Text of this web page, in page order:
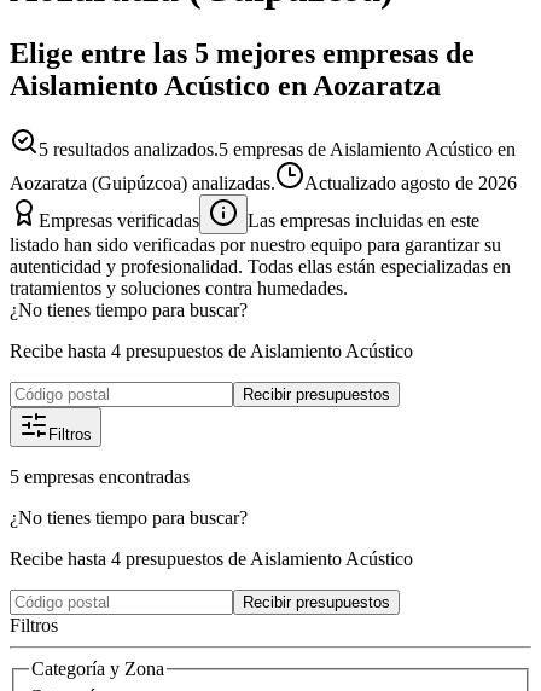
Elige entre las 5 mejores empresas de
Aislamiento Acústico en Aozaratza
5 resultados analizados.5 empresas de Aislamiento Acústico en
Aozaratza (Guipúzcoa) analizadas.
Actualizado agosto de 2026
Empresas verificadas
Las empresas incluidas en este
listado han sido verificadas por nuestro equipo para garantizar su
autenticidad y profesionalidad. Todas ellas están especializadas en
tratamientos y soluciones contra humedades.
¿No tienes tiempo para buscar?
Recibe hasta 4 presupuestos de Aislamiento Acústico
Recibir presupuestos
Filtros
5 empresas encontradas
¿No tienes tiempo para buscar?
Recibe hasta 4 presupuestos de Aislamiento Acústico
Recibir presupuestos
Filtros
Categoría y Zona